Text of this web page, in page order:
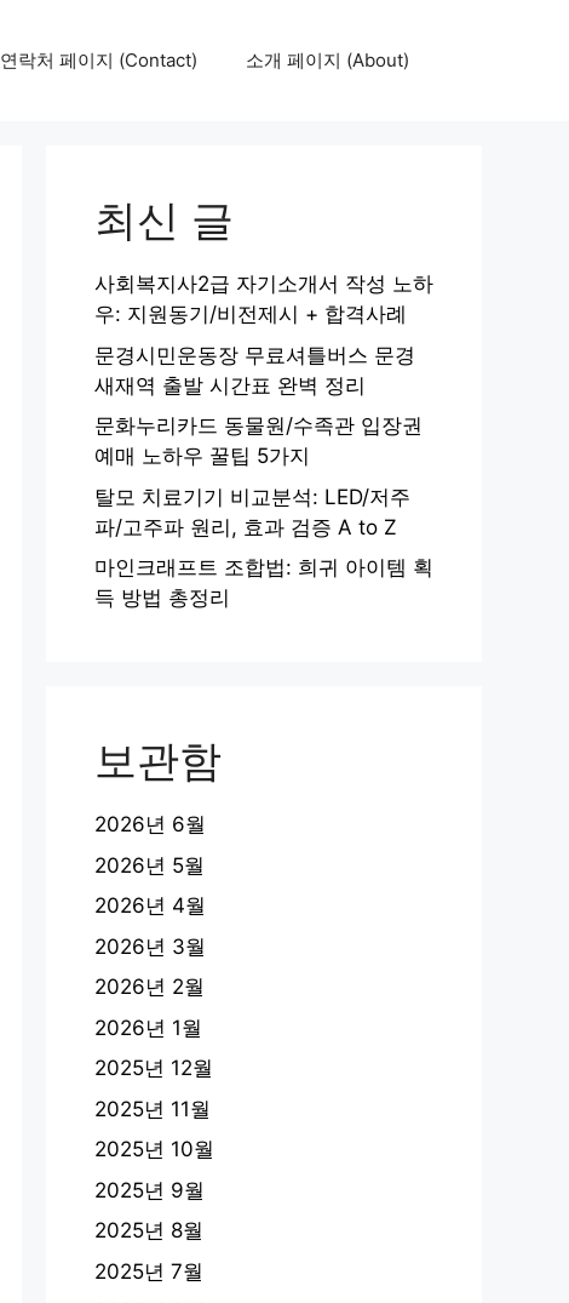
연락처 페이지 (Contact) 소개 페이지 (About)
최신 글
사회복지사2급 자기소개서 작성 노하
우: 지원동기/비전제시 + 합격사례
문경시민운동장 무료셔틀버스 문경
새재역 출발 시간표 완벽 정리
문화누리카드 동물원/수족관 입장권
예매 노하우 꿀팁 5가지
탈모 치료기기 비교분석: LED/저주
파/고주파 원리, 효과 검증 A to Z
마인크래프트 조합법: 희귀 아이템 획
득 방법 총정리
보관함
2026년 6월
2026년 5월
2026년 4월
2026년 3월
2026년 2월
2026년 1월
2025년 12월
2025년 11월
2025년 10월
2025년 9월
2025년 8월
2025년 7월